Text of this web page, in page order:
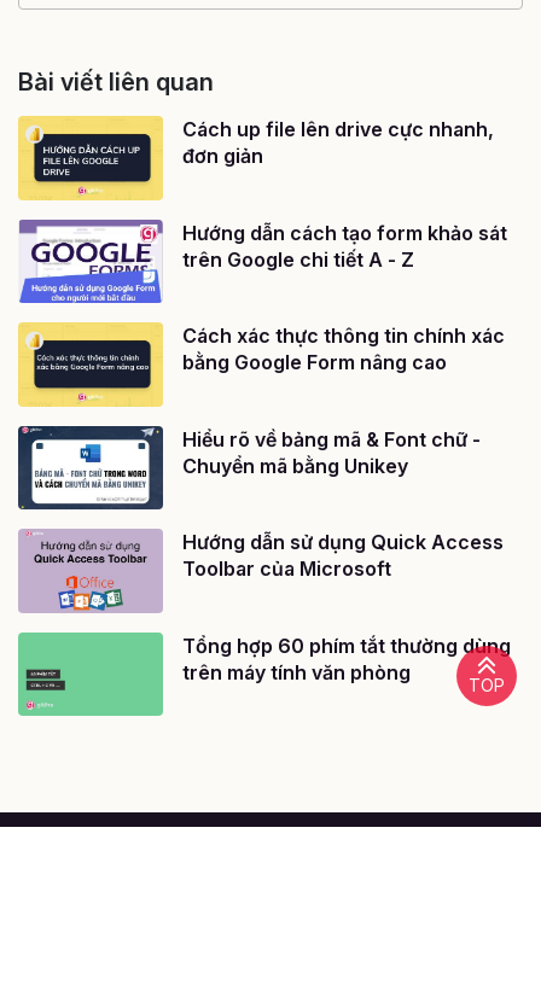
Bài viết liên quan
Cách up file lên drive cực nhanh,
đơn giản
Hướng dẫn cách tạo form khảo sát
trên Google chi tiết A - Z
Cách xác thực thông tin chính xác
bằng Google Form nâng cao
Hiểu rõ về bảng mã & Font chữ -
Chuyển mã bằng Unikey
Hướng dẫn sử dụng Quick Access
Toolbar của Microsoft
Tổng hợp 60 phím tắt thường dùng
trên máy tính văn phòng
TOP